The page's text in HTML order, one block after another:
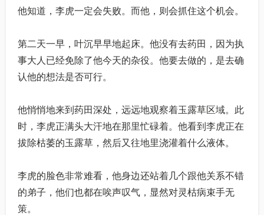
他知道，李虎一定会失败。而他，则会抓住这个机会。
第二天一早，叶沉早早地起床。他没有去药田，因为执
事大人已经免除了他今天的杂役。他要去做的，是去确
认他的想法是否可行。
他悄悄地来到药田深处，远远地观察着玉露草区域。此
时，李虎正满头大汗地在那里忙碌着。他看到李虎正在
拔除枯萎的玉露草，然后又往地里浇灌着什么液体。
李虎的脸色非常难看，他身边还站着几个跟他关系不错
的弟子，他们也都在唉声叹气，显然对灵枯病束手无
策。